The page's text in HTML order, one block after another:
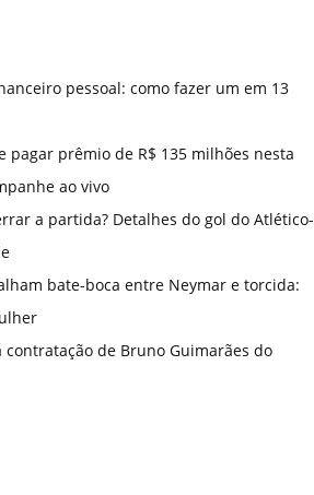
pessoal: como fazer um em 13
pagar prêmio de R$ 135 milhões nesta
ao vivo
a partida? Detalhes do gol do Atlético-
bate-boca entre Neymar e torcida:
contratação de Bruno Guimarães do